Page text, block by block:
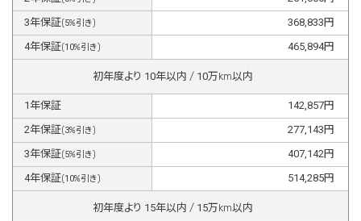
3年保証(5%引き) 368,833 円
4年保証(10%引き) 465,894円
初年度より 10年以内 / 10万km以内
1年保証 142,857円
2年保証(3%引き) 277,143 円
3年保証(5%引き) 407,142 円
4年保証(10%引き) 514,285円
初年度より 15年以内 / 15万km以内